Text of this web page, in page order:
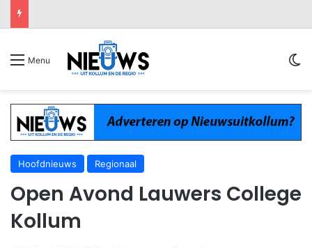
Menu
Hoofdnieuws Regionaal
Open Avond Lauwers College
Kollum